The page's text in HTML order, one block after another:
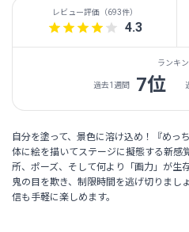
レビュー評価（693件）
4.3
ランキ
過去1週間 7位
自分を塗って、景色に溶け込め！『めっ
体に絵を描いてステージに擬態する新感
所、ポーズ、そして何より「画力」が生
鬼の目を欺き、制限時間を逃げ切りまし
信も手軽に楽しめます。